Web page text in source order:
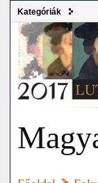
Kategóriák